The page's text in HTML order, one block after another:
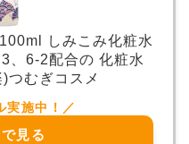
しみこみ化粧水
、6-2配合の 化粧水
つむぎコスメ
見る